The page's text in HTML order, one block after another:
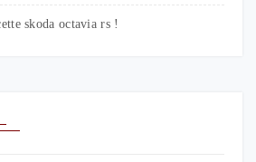
skoda octavia rs !